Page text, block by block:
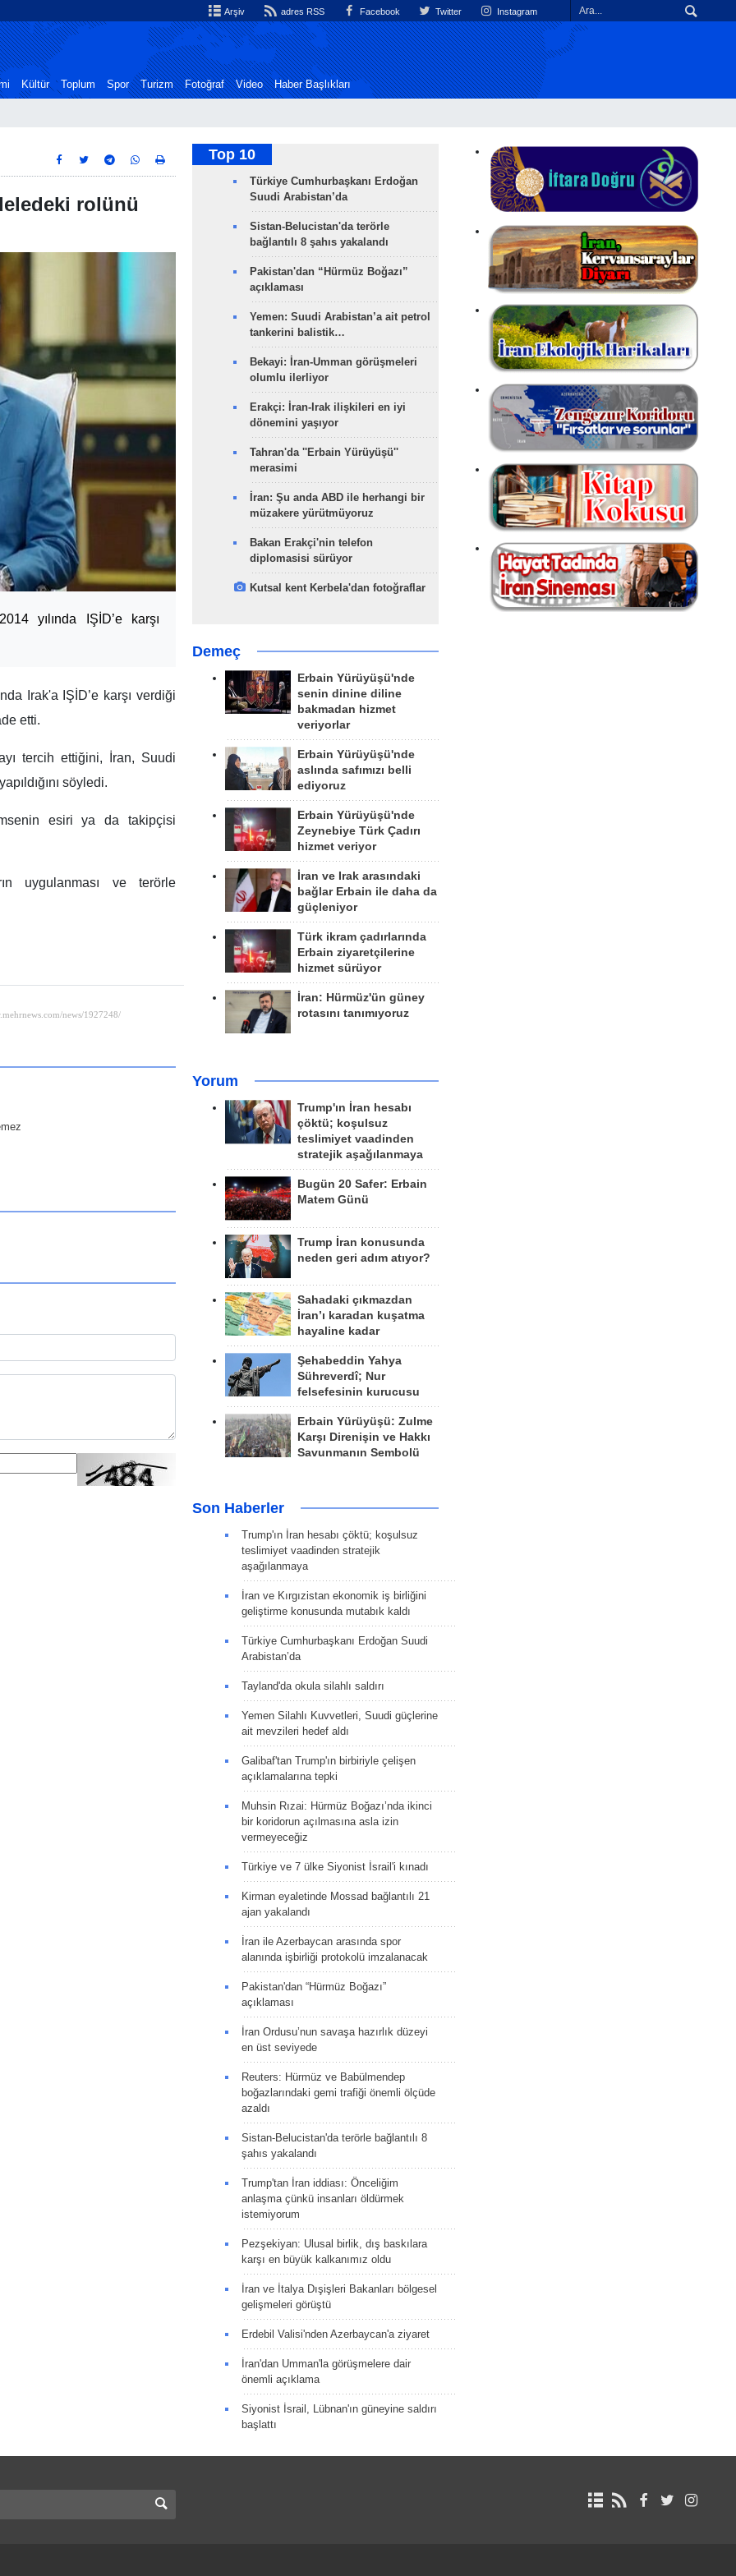
Arşiv adres RSS Facebook Twitter Instagram
Kültür Toplum Spor Turizm Fotoğraf Video Haber Başlıkları
rolünü
yılında IŞİD’e karşı
Irak'a IŞİD’e karşı verdiği
etti.
tercih ettiğini, İran, Suudi
söyledi.
esiri ya da takipçisi
uygulanması ve terörle
Top 10
Türkiye Cumhurbaşkanı Erdoğan
Suudi Arabistan’da
Sistan-Belucistan'da terörle
bağlantılı 8 şahıs yakalandı
Pakistan'dan “Hürmüz Boğazı”
açıklaması
Yemen: Suudi Arabistan’a ait petrol
tankerini balistik…
Bekayi: İran-Umman görüşmeleri
olumlu ilerliyor
Erakçi: İran-Irak ilişkileri en iyi
dönemini yaşıyor
Tahran'da ''Erbain Yürüyüşü''
merasimi
İran: Şu anda ABD ile herhangi bir
müzakere yürütmüyoruz
Bakan Erakçi'nin telefon
diplomasisi sürüyor
Kutsal kent Kerbela'dan fotoğraflar
Demeç
Erbain Yürüyüşü'nde
senin dinine diline
bakmadan hizmet
veriyorlar
Erbain Yürüyüşü'nde
aslında safımızı belli
ediyoruz
Erbain Yürüyüşü'nde
Zeynebiye Türk Çadırı
hizmet veriyor
İran ve Irak arasındaki
bağlar Erbain ile daha da
güçleniyor
Türk ikram çadırlarında
Erbain ziyaretçilerine
hizmet sürüyor
İran: Hürmüz'ün güney
rotasını tanımıyoruz
Yorum
Trump'ın İran hesabı
çöktü; koşulsuz
teslimiyet vaadinden
stratejik aşağılanmaya
Bugün 20 Safer: Erbain
Matem Günü
Trump İran konusunda
neden geri adım atıyor?
Sahadaki çıkmazdan
İran’ı karadan kuşatma
hayaline kadar
Şehabeddin Yahya
Sühreverdî; Nur
felsefesinin kurucusu
Erbain Yürüyüşü: Zulme
Karşı Direnişin ve Hakkı
Savunmanın Sembolü
Son Haberler
Trump'ın İran hesabı çöktü; koşulsuz
teslimiyet vaadinden stratejik
aşağılanmaya
İran ve Kırgızistan ekonomik iş birliğini
geliştirme konusunda mutabık kaldı
Türkiye Cumhurbaşkanı Erdoğan Suudi
Arabistan’da
Tayland'da okula silahlı saldırı
Yemen Silahlı Kuvvetleri, Suudi güçlerine
ait mevzileri hedef aldı
Galibaf'tan Trump'ın birbiriyle çelişen
açıklamalarına tepki
Muhsin Rızai: Hürmüz Boğazı’nda ikinci
bir koridorun açılmasına asla izin
vermeyeceğiz
Türkiye ve 7 ülke Siyonist İsrail'i kınadı
Kirman eyaletinde Mossad bağlantılı 21
ajan yakalandı
İran ile Azerbaycan arasında spor
alanında işbirliği protokolü imzalanacak
Pakistan'dan “Hürmüz Boğazı”
açıklaması
İran Ordusu’nun savaşa hazırlık düzeyi
en üst seviyede
Reuters: Hürmüz ve Babülmendep
boğazlarındaki gemi trafiği önemli ölçüde
azaldı
Sistan-Belucistan'da terörle bağlantılı 8
şahıs yakalandı
Trump'tan İran iddiası: Önceliğim
anlaşma çünkü insanları öldürmek
istemiyorum
Pezşekiyan: Ulusal birlik, dış baskılara
karşı en büyük kalkanımız oldu
İran ve İtalya Dışişleri Bakanları bölgesel
gelişmeleri görüştü
Erdebil Valisi'nden Azerbaycan'a ziyaret
İran'dan Umman'la görüşmelere dair
önemli açıklama
Siyonist İsrail, Lübnan'ın güneyine saldırı
başlattı